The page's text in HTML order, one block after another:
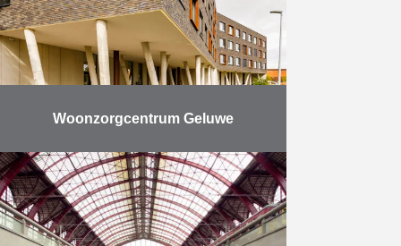
Meer
Woonzorgcentrum Geluwe
Het nieuw leidend dienstencentrum
(LDC) en woonzorgcentrum (WZC)
in het centrum van Geluwe werd in
vier fases opgeleverd. De werken
werden op 4 april 2016 …